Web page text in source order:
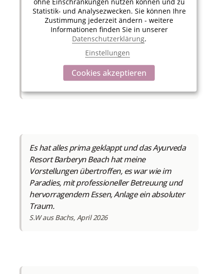
Es hat alles prima geklappt und das Ayurveda
Resort Barberyn Beach hat meine
Vorstellungen übertroffen, es war wie im
Paradies. Mit professioneller Betreuung und
hervorragendem Essen, fantastischer Yoga-
Lehrer, Dschungelfeeling, zwei wunderschöne
Pools. Die Anlage ein absoluter Traum.
Es hat alles prima geklappt und das Ayurveda
Resort Barberyn Beach hat meine
Vorstellungen übertroffen, es war wie im
Paradies, mit professioneller Betreuung und
hervorragendem Essen, Anlage ein absoluter
Traum.
S.W aus Bachs, April 2026
Statistik- und Analysezwecken. Sie können Ihre
Zustimmung jederzeit ändern - weitere
Informationen finden Sie in unserer
Datenschutzerklärung.
Einstellungen
Cookies akzeptieren